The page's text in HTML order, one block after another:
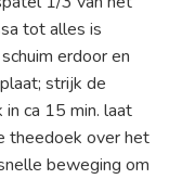
tot alles is
erdoor en
strijk de
ca 15 min. laat
theedoek over het
beweging om